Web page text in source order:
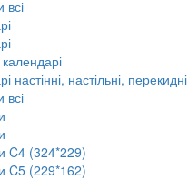
всі
календарі
настінні, настільні, перекидні
всі
C4 (324*229)
C5 (229*162)